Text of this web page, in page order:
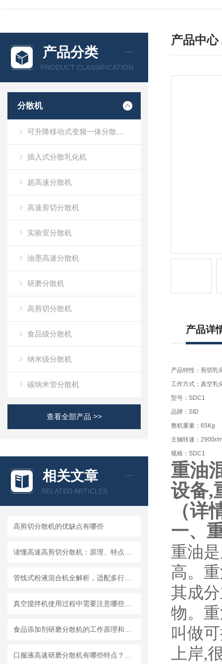
产品分类
PRODUCT CLASSIFICATION
分散机
可升降移动式变频一体分散乳化机
插入式分散乳化机
超高速分散机
高速剪切分散机
实验室分散机
油墨高速分散机
研磨分散机
高剪切分散机
食品级分散机
纳米级分散机
碳纳米管分散机
查看全部产品 >>
相关文章
RELATED ARTICLES
高剪切分散机的优缺点有哪些
产品中心
产品详
产品特性：剪切乳
工作方式：真空乳
型号：SDC1
品牌：SID
整机重量：65Kg
主轴转速：2900r/
规格：SDC1
重油
设备,
（
一、
重油
高。
其成
物。
叫做
上岸,